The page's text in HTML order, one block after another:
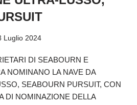
Luglio 2024
DI SEABOURN E
NOMINANO LA NAVE DA
SEABOURN PURSUIT, CON
DI NOMINAZIONE DELLA